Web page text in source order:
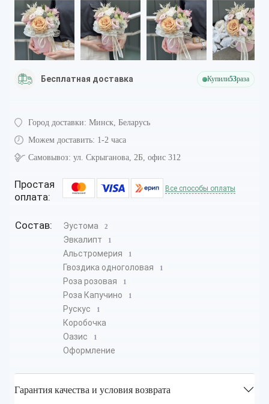
Бесплатная доставка Купили53раза
Город доставки: Минск, Беларусь
Можем доставить: 1-2 часа
Самовывоз: ул. Скрыганова, 2Б, офис 312
Простая
оплата:
Все способы оплаты
Состав: Эустома 2
Эвкалипт 1
Альстромерия 1
Гвоздика одноголовая 1
Роза розовая 1
Роза Капучино 1
Рускус 1
Коробочка
Оазис
1
Оформление
Гарантия качества и условия возврата